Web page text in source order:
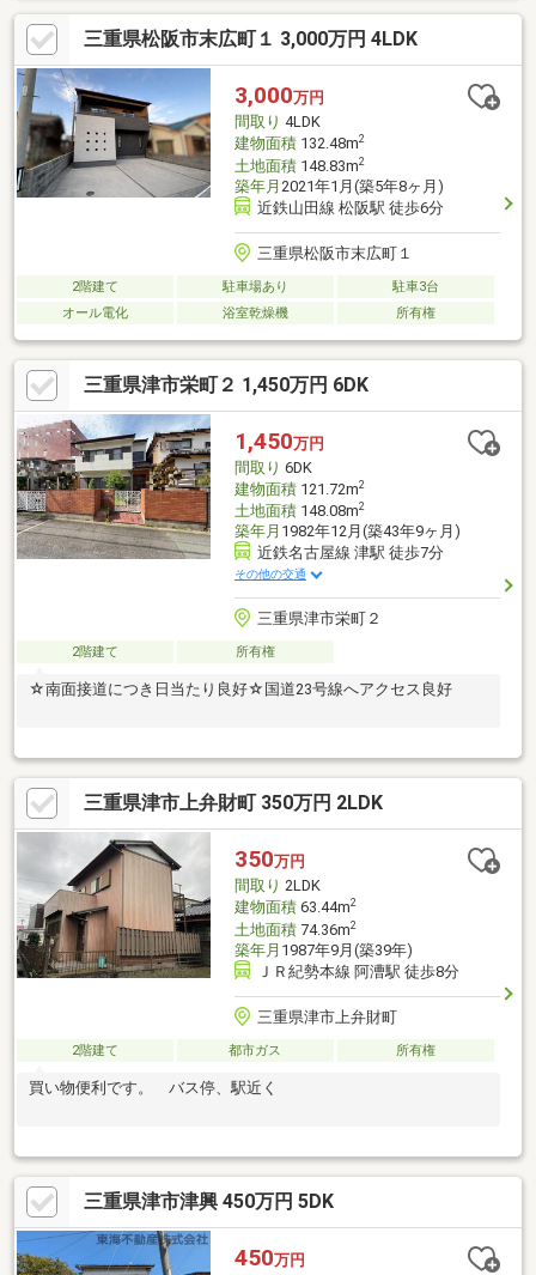
三重県松阪市末広町１ 3,000万円 4LDK
3,000万円
間取り 4LDK
建物面積132.48m2
土地面積148.83m2
築年月 2021年1月(築5年8ヶ月)
近鉄山田線 松阪駅 徒歩6分
三重県松阪市末広町１
2階建て 駐車場あり
駐車3台
オール電化
浴室乾燥機 所有権
三重県津市栄町２ 1,450万円 6DK
1,450万円
間取り 6DK
建物面積121.72m2
土地面積148.08m2
築年月 1982年12月(築43年9ヶ月)
近鉄名古屋線 津駅 徒歩7分
その他の交通
三重県津市栄町２
2階建て 所有権
☆南面接道につき日当たり良好☆国道23号線へアクセス良好
三重県津市上弁財町 350万円 2LDK
350万円
間取り 2LDK
建物面積63.44m2
土地面積74.36m2
築年月 1987年9月(築39年)
ＪＲ紀勢本線 阿漕駅 徒歩8分
三重県津市上弁財町
2階建て 都市ガス 所有権
買い物便利です。 バス停、駅近く
三重県津市津興 450万円 5DK
450万円